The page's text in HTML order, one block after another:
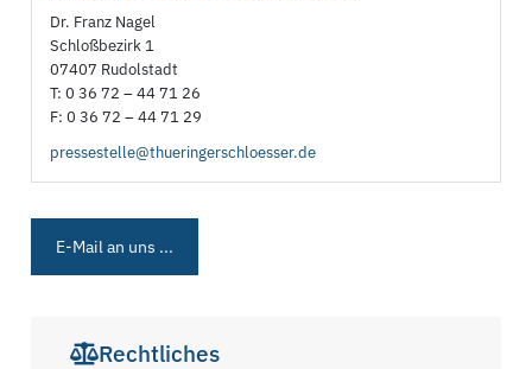
Dr. Franz Nagel
Schloßbezirk 1
07407 Rudolstadt
T: 0 36 72 – 44 71 26
F: 0 36 72 – 44 71 29
pressestelle@thueringerschloesser.de
E-Mail an uns ...
Rechtliches